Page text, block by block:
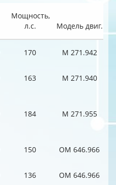
Мощность,
л.с.
Модель двиг.
170 M 271.942
163 M 271.940
184 M 271.955
150 OM 646.966
136 OM 646.966